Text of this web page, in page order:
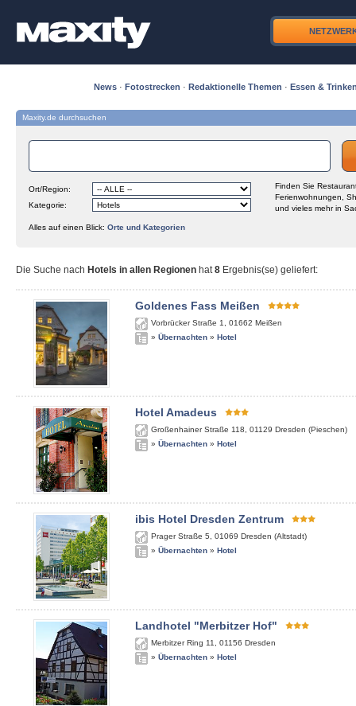
News · Fotostrecken · Redaktionelle Themen · Essen &
Maxity.de durchsuchen
Ort/Region:
Kategorie:
Finden Sie
Ferienwohnungen,
und vieles mehr in
Alles auf einen Blick: Orte und Kategorien
Die Suche nach Hotels in allen Regionen hat8 Ergebnis(se) geliefert:
Goldenes Fass Meißen
Vorbrücker Straße 1 01662 Meißen
» Übernachten » Hotel
Hotel Amadeus
Großenhainer Straße 118 01129 Dresden (Pieschen)
» Übernachten » Hotel
ibis Hotel Dresden Zentrum
Prager Straße 5 01069 Dresden (Altstadt)
» Übernachten » Hotel
Landhotel "Merbitzer Hof"
Merbitzer Ring 11 01156 Dresden
» Übernachten » Hotel